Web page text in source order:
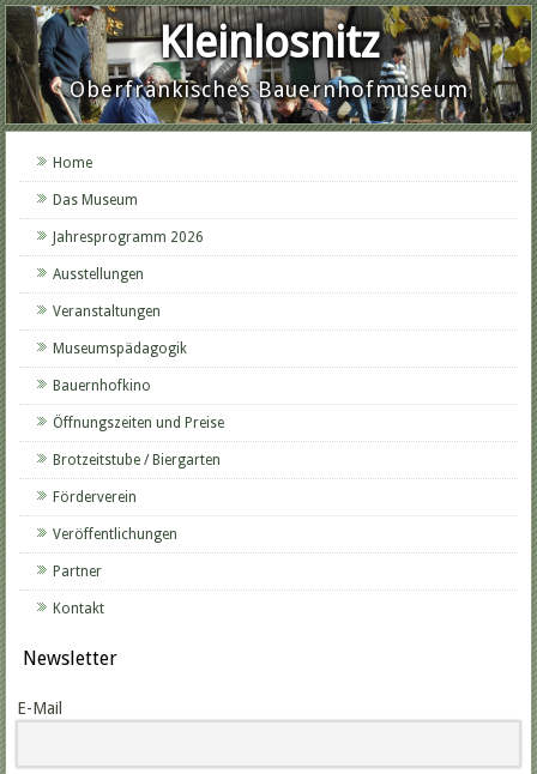
Kleinlosnitz
Oberfränkisches Bauernhofmuseum
Home
Das Museum
Jahresprogramm 2026
Ausstellungen
Veranstaltungen
Museumspädagogik
Bauernhofkino
Öffnungszeiten und Preise
Brotzeitstube / Biergarten
Förderverein
Veröffentlichungen
Partner
Kontakt
Newsletter
E-Mail